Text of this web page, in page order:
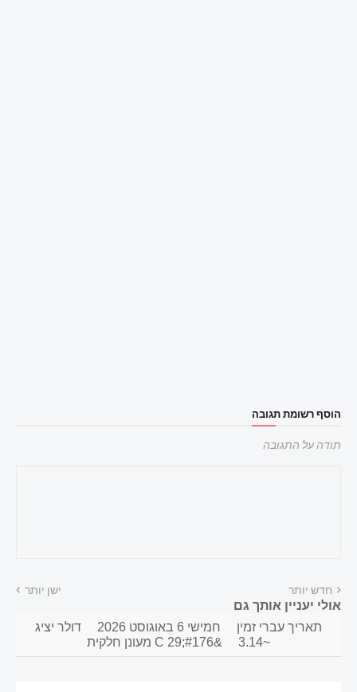
הוסף רשומת תגובה
תודה על התגובה
חדש יותר ישן יותר
אולי יעניין אותך גם
תאריך עברי זמין חמישי 6 באוגוסט 2026
דולר יציג
~3.14
&#176;C 29 מעונן חלקית